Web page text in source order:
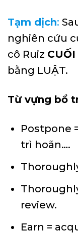
Tạm dịch:
nghiên cứu
cô Ruiz CUỐI
bằng LUẬT.
Từ vựng bổ
Postpone
trì hoãn….
review.
Earn =